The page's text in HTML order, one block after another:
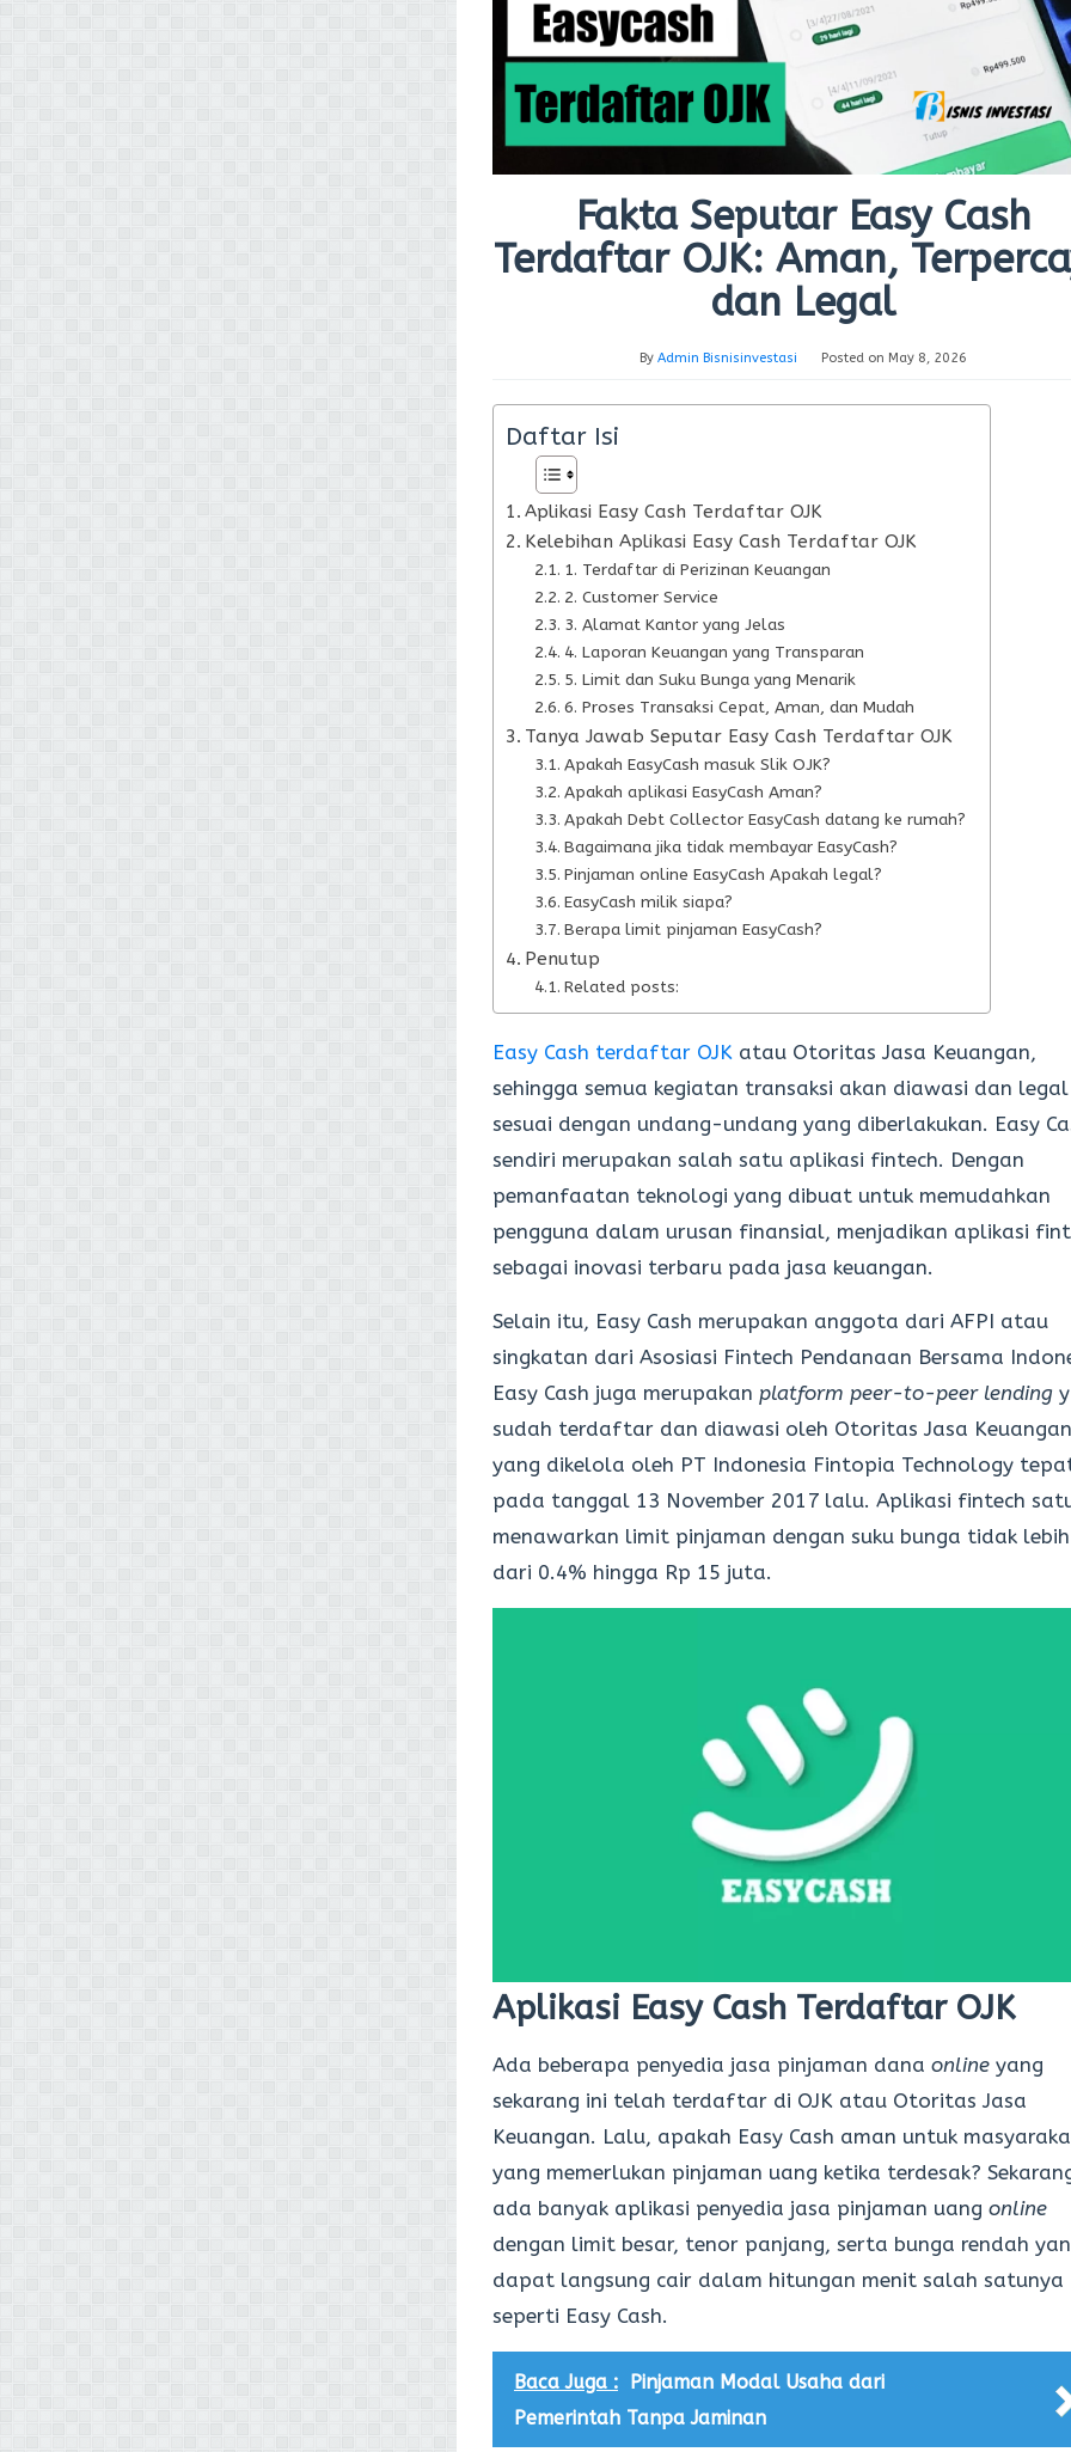
Fakta Seputar Easy Cash
Terdaftar OJK: Aman,
dan Legal
By Admin Bisnisinvestasi Posted on May 8, 2026
Daftar Isi
Aplikasi Easy Cash Terdaftar OJK
Kelebihan Aplikasi Easy Cash Terdaftar OJK
1. Terdaftar di Perizinan Keuangan
2. Customer Service
3. Alamat Kantor yang Jelas
4. Laporan Keuangan yang Transparan
5. Limit dan Suku Bunga yang Menarik
6. Proses Transaksi Cepat, Aman, dan Mudah
Tanya Jawab Seputar Easy Cash Terdaftar OJK
Apakah EasyCash masuk Slik OJK?
Apakah aplikasi EasyCash Aman?
Apakah Debt Collector EasyCash datang ke rumah?
Bagaimana jika tidak membayar EasyCash?
Pinjaman online EasyCash Apakah legal?
EasyCash milik siapa?
Berapa limit pinjaman EasyCash?
Penutup
Related posts:
Easy Cash terdaftar OJK atau Otoritas Jasa Keuangan,
sehingga semua kegiatan transaksi akan diawasi dan legal
sesuai dengan undang-undang yang diberlakukan. Easy
sendiri merupakan salah satu aplikasi fintech. Dengan
pemanfaatan teknologi yang dibuat untuk memudahkan
pengguna dalam urusan finansial, menjadikan aplikasi
sebagai inovasi terbaru pada jasa keuangan.
Selain itu, Easy Cash merupakan anggota dari AFPI atau
singkatan dari Asosiasi Fintech Pendanaan Bersama
Easy Cash juga merupakan platform peer-to-peer lending
sudah terdaftar dan diawasi oleh Otoritas Jasa Keuangan
yang dikelola oleh PT Indonesia Fintopia Technology
pada tanggal 13 November 2017 lalu. Aplikasi fintech
menawarkan limit pinjaman dengan suku bunga tidak lebih
dari 0.4% hingga Rp 15 juta.
Aplikasi Easy Cash Terdaftar OJK
Ada beberapa penyedia jasa pinjaman dana online yang
sekarang ini telah terdaftar di OJK atau Otoritas Jasa
Keuangan. Lalu, apakah Easy Cash aman untuk
yang memerlukan pinjaman uang ketika terdesak?
ada banyak aplikasi penyedia jasa pinjaman uang online
dengan limit besar, tenor panjang, serta bunga rendah
dapat langsung cair dalam hitungan menit salah satunya
seperti Easy Cash.
Baca Juga : Pinjaman Modal Usaha dari
Pemerintah Tanpa Jaminan